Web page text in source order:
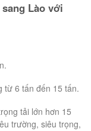
Lào với
từ 6 tấn đến 15 tấn.
tải lớn hơn 15
trường, siêu trọng,